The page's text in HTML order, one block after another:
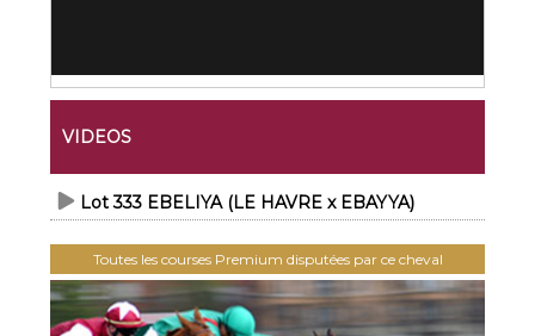
VIDEOS
Lot 333 EBELIYA (LE HAVRE x EBAYYA)
Toutes les courses Premium disputées par ce cheval